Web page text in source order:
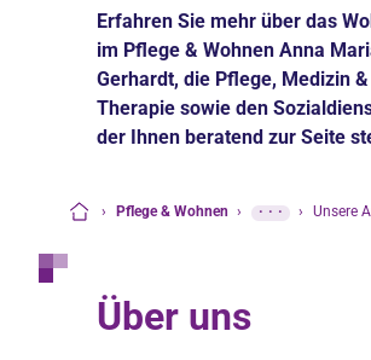
Erfahren Sie mehr über das
im Pflege & Wohnen Anna
Gerhardt, die Pflege, Medizin &
Therapie sowie den
der Ihnen beratend zur Seite
› Pflege & Wohnen › ··· › Unsere
Über uns